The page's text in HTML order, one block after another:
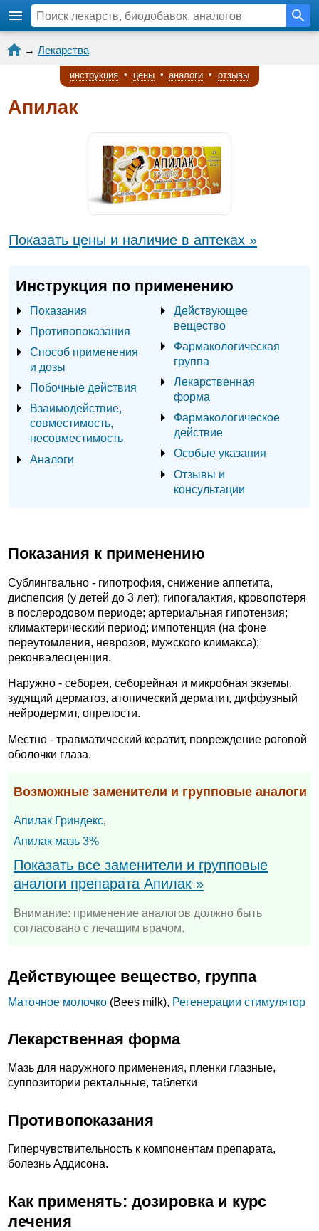
→ Лекарства
инструкция • цены • аналоги • отзывы
Апилак
Показать цены и наличие в аптеках »
Инструкция по применению
Показания
Противопоказания
Способ применения
и дозы
Побочные действия
Взаимодействие,
совместимость,
несовместимость
Аналоги
Действующее
вещество
Фармакологическая
группа
Лекарственная
форма
Фармакологическое
действие
Особые указания
Отзывы и
консультации
Показания к применению
Сублингвально - гипотрофия, снижение аппетита,
диспепсия (у детей до 3 лет); гипогалактия, кровопотеря
в послеродовом периоде; артериальная гипотензия;
климактерический период; импотенция (на фоне
переутомления, неврозов, мужского климакса);
реконвалесценция.
Наружно - себорея, себорейная и микробная экземы,
зудящий дерматоз, атопический дерматит, диффузный
нейродермит, опрелости.
Местно - травматический кератит, повреждение роговой
оболочки глаза.
Возможные заменители и групповые аналоги
Апилак Гриндекс,
Апилак мазь 3%
Показать все заменители и групповые
аналоги препарата Апилак »
Внимание: применение аналогов должно быть
согласовано с лечащим врачом.
Действующее вещество, группа
Маточное молочко (Bees milk), Регенерации стимулятор
Лекарственная форма
Мазь для наружного применения, пленки глазные,
суппозитории ректальные, таблетки
Противопоказания
Гиперчувствительность к компонентам препарата,
болезнь Аддисона.
Как применять: дозировка и курс
лечения